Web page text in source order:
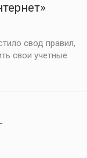
свод правил,
свои учетные